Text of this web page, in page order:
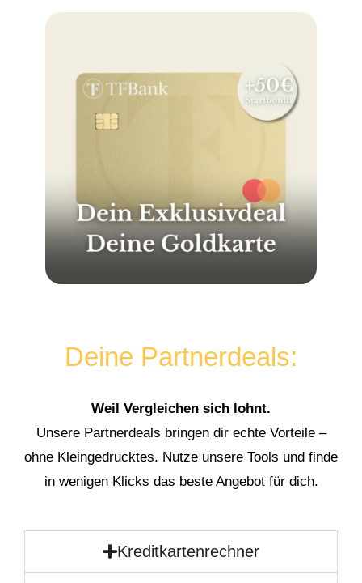
Deine Partnerdeals:
Weil Vergleichen sich lohnt.
Unsere Partnerdeals bringen dir echte Vorteile –
ohne Kleingedrucktes. Nutze unsere Tools und finde
in wenigen Klicks das beste Angebot für dich.
Kreditkartenrechner